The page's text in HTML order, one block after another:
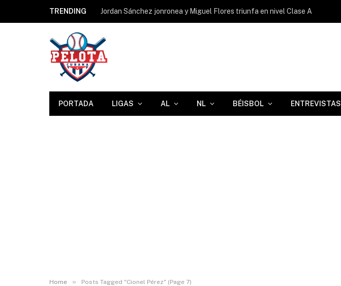
TRENDING Jordan Sánchez jonronea y Miguel Flores triunfa en nivel Clase A
PORTADA LIGAS AL NL BÉISBOL ENTREVISTAS
Home » Posts Tagged "Cionel Pérez" (Page 7)